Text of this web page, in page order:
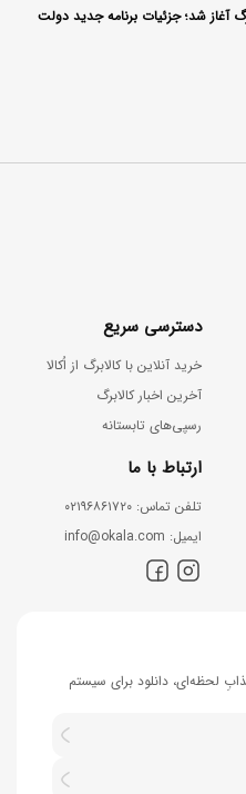
آغاز شد؛ جزئیات برنامه جدید دولت
دسترسی سریع
خرید آنلاین با کالابرگ از اُکالا
آخرین اخبار کالابرگ
رسپی‌های تابستانه
ارتباط با ما
ﺗﻠﻔﻦ ﺗﻤﺎس: ۰۲۱۹۶۸۶۱۷۲۰
اﯾﻤﯿﻞ: info@okala.com
لحظه‌ای، دانلود برای سیستم